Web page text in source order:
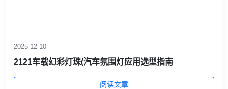
2025-12-10
2121车载幻彩灯珠(汽车氛围灯应用选型指南
阅读文章